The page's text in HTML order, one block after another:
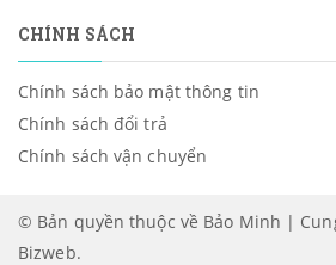
CHÍNH SÁCH
Chính sách bảo mật thông tin
Chính sách đổi trả
Chính sách vận chuyển
© Bản quyền thuộc về Bảo Minh |
Bizweb.